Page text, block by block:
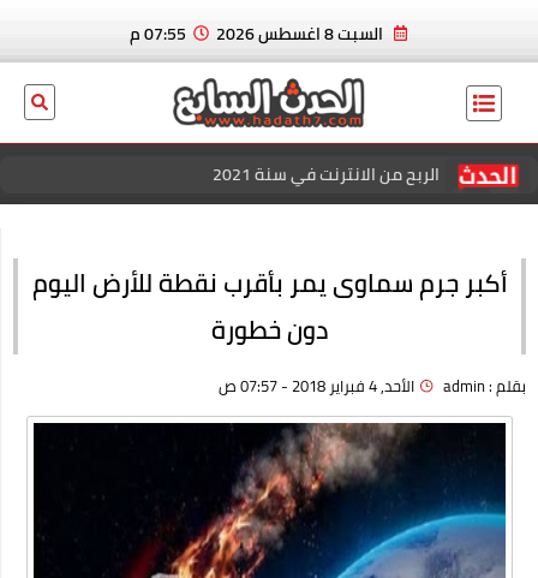
السبت 8 اغسطس 2026
الربح من الانترنت في سنة 2021
إسلامه رسميا
الربح من الانترنت في سنة 2021
منصة كل الكوبونات للحصول علي افضل خصم عند الشراء
افضل خصومات المتاجر الإلكترونية للتسوق عبر كوبون زاد
اقوي عروض وباقات فودافون
أداة محول التاريخ
أكبر جرم سماوى يمر بأقرب نقطة للأرض اليوم
دون خطورة
بقلم :admin الأحد, 4 فبراير 2018 - 07:57 ص